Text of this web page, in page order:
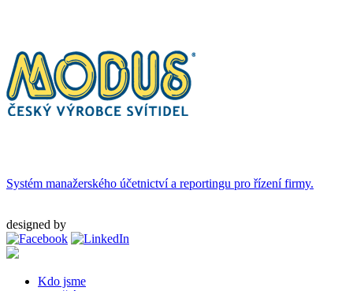
Systém manažerského účetnictví a reportingu pro řízení firmy.
designed by
Kdo jsme